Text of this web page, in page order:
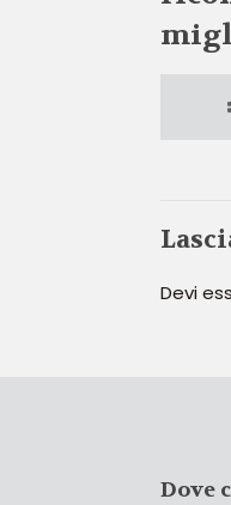
Devi
Dove